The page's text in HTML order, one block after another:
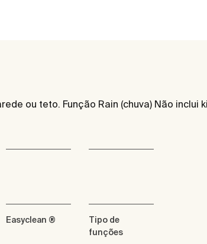
ou teto. Função Rain (chuva) Não inclui
Easyclean ®
Tipo de
funções